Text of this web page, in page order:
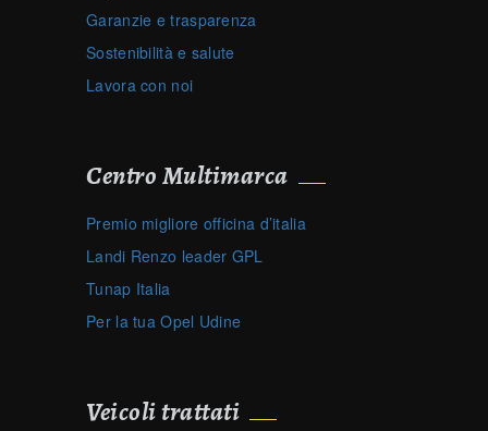
Garanzie e trasparenza
Sostenibilità e salute
Lavora con noi
Centro Multimarca
Premio migliore officina d’italia
Landi Renzo leader GPL
Tunap Italia
Per la tua Opel Udine
Veicoli trattati